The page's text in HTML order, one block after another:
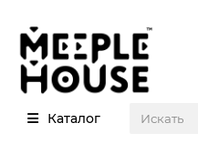
Каталог